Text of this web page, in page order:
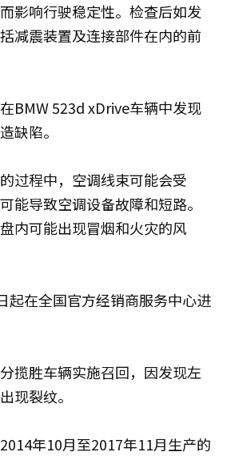
影响行驶稳定性。检查后如发
减震装置及连接部件在内的前
BMW 523d xDrive车辆中发现
缺陷。
过程中，空调线束可能会受
能导致空调设备故障和短路。
内可能出现冒烟和火灾的风
起在全国官方经销商服务中心进
揽胜车辆实施召回，因发现左
现裂纹。
年10月至2017年11月生产的